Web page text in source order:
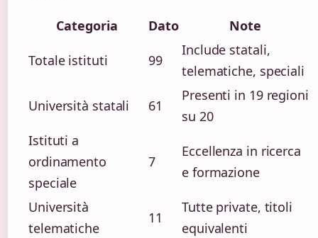
Categoria Dato Note
Totale istituti 99
Include statali,
telematiche, speciali
Università statali 61
Presenti in 19 regioni
su 20
Istituti a
ordinamento
speciale
7
Eccellenza in ricerca
e formazione
Università
telematiche
11
Tutte private, titoli
equivalenti